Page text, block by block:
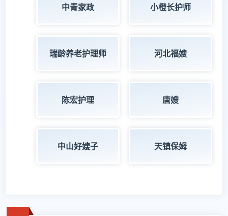
中青家政 小橙长护师
瑞龄养老护理师 河北福嫂
陈宏护理 唐嫂
中山好嫂子 天镇保姆